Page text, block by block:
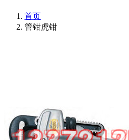
首页
管钳虎钳